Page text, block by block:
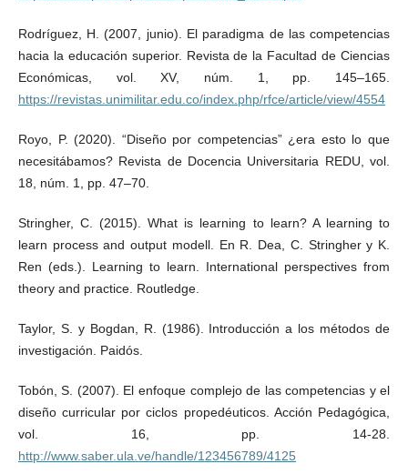
Rodríguez, H. (2007, junio). El paradigma de las competencias
hacia la educación superior. Revista de la Facultad de Ciencias
Económicas, vol. XV, núm. 1, pp. 145–165.
https://revistas.unimilitar.edu.co/index.php/rfce/article/view/4554
Royo, P. (2020). “Diseño por competencias” ¿era esto lo que
necesitábamos? Revista de Docencia Universitaria REDU, vol.
18, núm. 1, pp. 47–70.
Stringher, C. (2015). What is learning to learn? A learning to
learn process and output modell. En R. Dea, C. Stringher y K.
Ren (eds.). Learning to learn. International perspectives from
theory and practice. Routledge.
Taylor, S. y Bogdan, R. (1986). Introducción a los métodos de
investigación. Paidós.
Tobón, S. (2007). El enfoque complejo de las competencias y el
diseño curricular por ciclos propedéuticos. Acción Pedagógica,
vol. 16, pp. 14-28.
http://www.saber.ula.ve/handle/123456789/4125